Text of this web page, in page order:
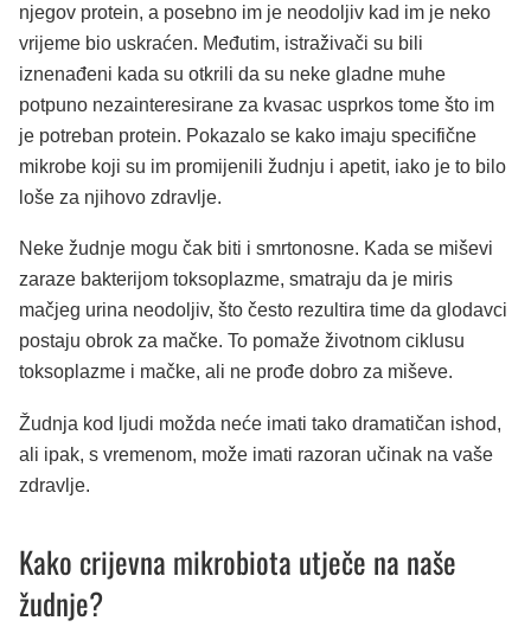
njegov protein, a posebno im je neodoljiv kad im je neko
vrijeme bio uskraćen. Međutim, istraživači su bili
iznenađeni kada su otkrili da su neke gladne muhe
potpuno nezainteresirane za kvasac usprkos tome što im
je potreban protein. Pokazalo se kako imaju specifične
mikrobe koji su im promijenili žudnju i apetit, iako je to bilo
loše za njihovo zdravlje.
Neke žudnje mogu čak biti i smrtonosne. Kada se miševi
zaraze bakterijom toksoplazme, smatraju da je miris
mačjeg urina neodoljiv, što često rezultira time da glodavci
postaju obrok za mačke. To pomaže životnom ciklusu
toksoplazme i mačke, ali ne prođe dobro za miševe.
Žudnja kod ljudi možda neće imati tako dramatičan ishod,
ali ipak, s vremenom, može imati razoran učinak na vaše
zdravlje.
Kako crijevna mikrobiota utječe na naše
žudnje?